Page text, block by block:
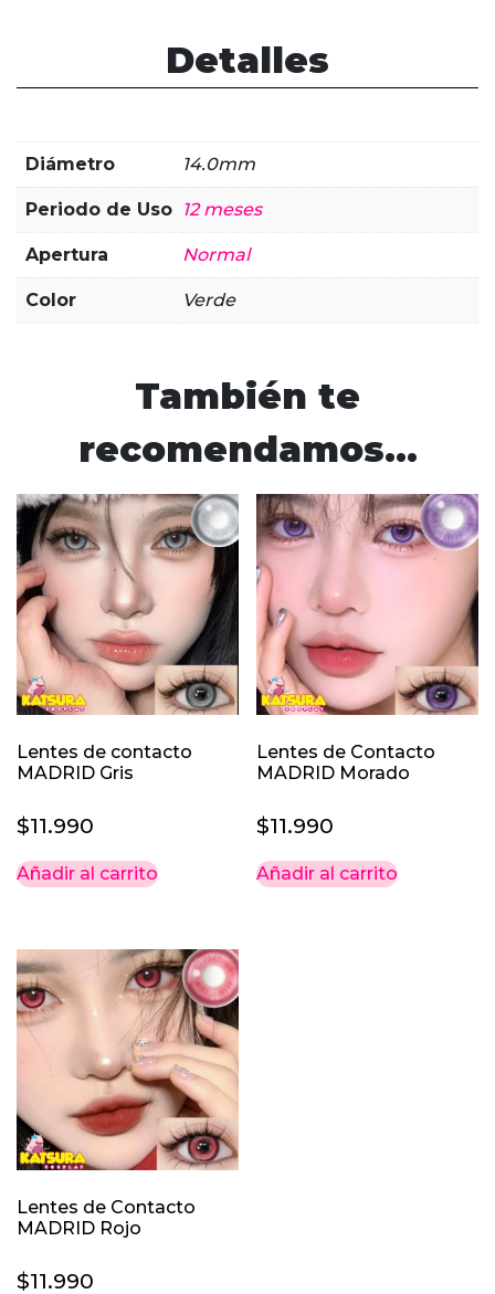
Detalles
Diámetro 14.0mm
Periodo de Uso 12 meses
Apertura Normal
Color Verde
También te
recomendamos…
Lentes de contacto
MADRID Gris
$11.990
Añadir al carrito
Lentes de Contacto
MADRID Morado
$11.990
Añadir al carrito
Lentes de Contacto
MADRID Rojo
$11.990